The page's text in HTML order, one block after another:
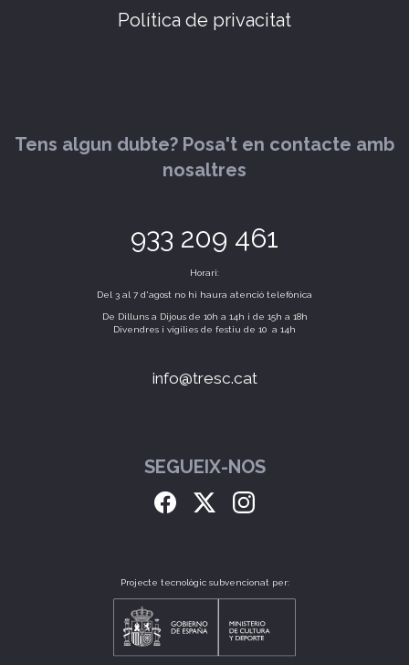
Política de privacitat
Tens algun dubte? Posa't en contacte amb
nosaltres
933 209 461
Horari:
Del 3 al 7 d'agost no hi haura atenció telefònica
De Dilluns a Dijous de 10h a 14h i de 15h a 18h
Divendres i vigílies de festiu de 10 a 14h
info@tresc.cat
SEGUEIX-NOS
Projecte tecnològic subvencionat per: